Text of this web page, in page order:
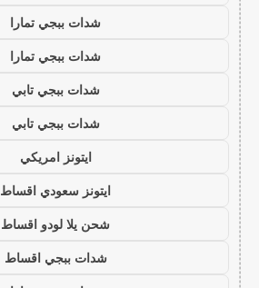
شدات ببجي تمارا
شدات ببجي تمارا
شدات ببجي تابي
شدات ببجي تابي
ايتونز امريكي
ايتونز سعودي اقساط
شحن يلا لودو اقساط
شدات ببجي اقساط